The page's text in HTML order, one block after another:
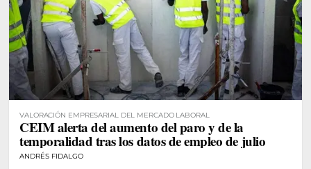
VALORACIÓN EMPRESARIAL DEL MERCADO LABORAL
CEIM alerta del aumento del paro y de la
temporalidad tras los datos de empleo de julio
ANDRÉS FIDALGO